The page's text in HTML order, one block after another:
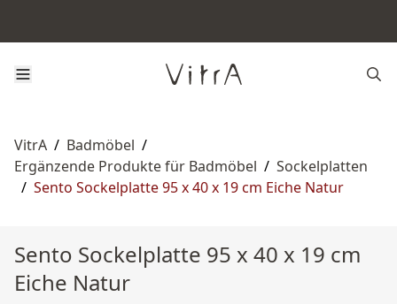
VitrA / Badmöbel /
Ergänzende Produkte für Badmöbel / Sockelplatten
/ Sento Sockelplatte 95 x 40 x 19 cm Eiche Natur
Sento Sockelplatte 95 x 40 x 19 cm
Eiche Natur